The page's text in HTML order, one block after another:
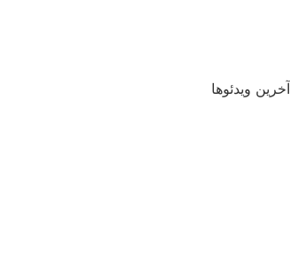
آخرین ویدئوها